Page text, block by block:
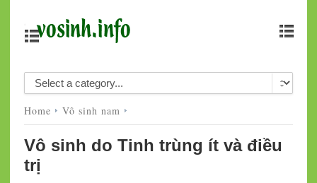
Home Vô sinh nam
Vô sinh do Tinh trùng ít và điều
trị